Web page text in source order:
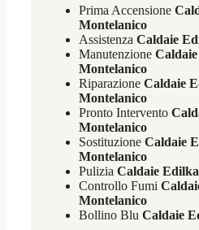
Prima Accensione
Montelanico
Assistenza Caldaie
Manutenzione
Montelanico
Riparazione Caldaie
Montelanico
Pronto Intervento
Montelanico
Sostituzione Caldaie
Montelanico
Pulizia Caldaie
Controllo Fumi
Montelanico
Bollino Blu Caldaie